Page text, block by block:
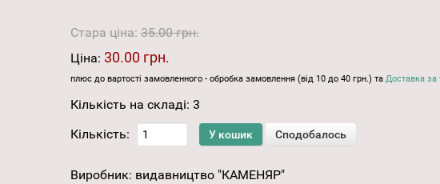
Стара ціна:35.00 грн.
Ціна: 30.00 грн.
плюс до вартості замовленного - обробка замовлення (від 10 до 40 грн.) та Доставка за
Кількість на складі: 3
Кількість:
Виробник: видавництво "КАМЕНЯР"